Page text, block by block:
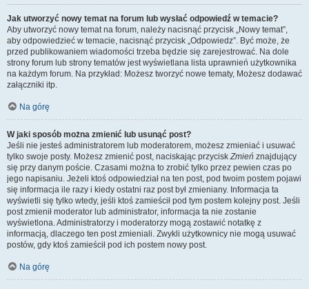
Jak utworzyć nowy temat na forum lub wysłać odpowiedź w temacie?
Aby utworzyć nowy temat na forum, należy nacisnąć przycisk „Nowy temat”,
aby odpowiedzieć w temacie, nacisnąć przycisk „Odpowiedz”. Być może, że
przed publikowaniem wiadomości trzeba będzie się zarejestrować. Na dole
strony forum lub strony tematów jest wyświetlana lista uprawnień użytkownika
na każdym forum. Na przykład: Możesz tworzyć nowe tematy, Możesz dodawać
załączniki itp.
Na górę
W jaki sposób można zmienić lub usunąć post?
Jeśli nie jesteś administratorem lub moderatorem, możesz zmieniać i usuwać
tylko swoje posty. Możesz zmienić post, naciskając przyciskZmień znajdujący
się przy danym poście. Czasami można to zrobić tylko przez pewien czas po
jego napisaniu. Jeżeli ktoś odpowiedział na ten post, pod twoim postem pojawi
się informacja ile razy i kiedy ostatni raz post był zmieniany. Informacja ta
wyświetli się tylko wtedy, jeśli ktoś zamieścił pod tym postem kolejny post. Jeśli
post zmienił moderator lub administrator, informacja ta nie zostanie
wyświetlona. Administratorzy i moderatorzy mogą zostawić notatkę z
informacją, dlaczego ten post zmieniali. Zwykli użytkownicy nie mogą usuwać
postów, gdy ktoś zamieścił pod ich postem nowy post.
Na górę